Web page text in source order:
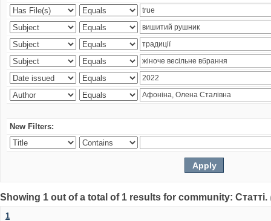
New Filters:
Showing 1 out of a total of 1 results for community: Статті.
1